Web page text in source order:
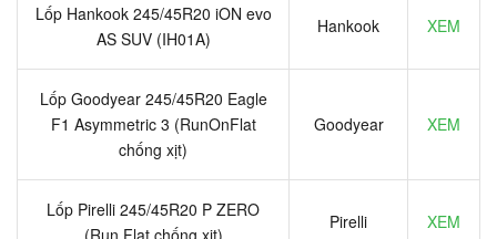
Lốp Hankook 245/45R20 iON evo
AS SUV (IH01A)
Hankook XEM
Lốp Goodyear 245/45R20 Eagle
F1 Asymmetric 3 (RunOnFlat
chống xịt)
Goodyear XEM
Lốp Pirelli 245/45R20 P ZERO
(Run Flat chống xịt)
Pirelli XEM